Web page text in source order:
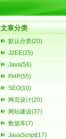
文章分类
默认分类(20)
J2EE(25)
Java(56)
PHP(55)
SEO(10)
网页设计(20)
网站建设(37)
数据库(7)
JavaScript(17)